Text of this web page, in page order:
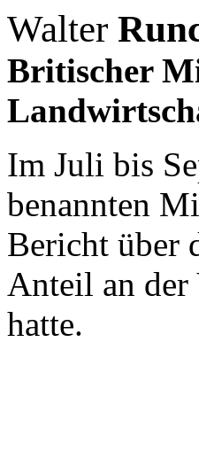
Walter
Britischer
Im Juli bis
benannten
Bericht über
Anteil an
hatte.